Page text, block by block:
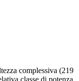
complessiva (219
classe di potenza,